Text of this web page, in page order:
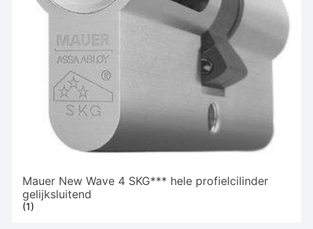
Mauer New Wave 4 SKG*** hele profielcilinder
gelijksluitend
(1)